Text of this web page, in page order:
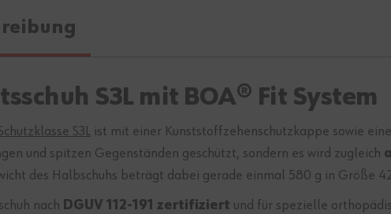
S3L mit BOA® Fit System
S3L ist mit einer Kunststoffzehenschutzkappe sowie
und spitzen Gegenständen geschützt, sondern es wird zugleich
des Halbschuhs beträgt dabei gerade einmal 580 g in Größe
nach DGUV 112-191 zertifiziert und für spezielle